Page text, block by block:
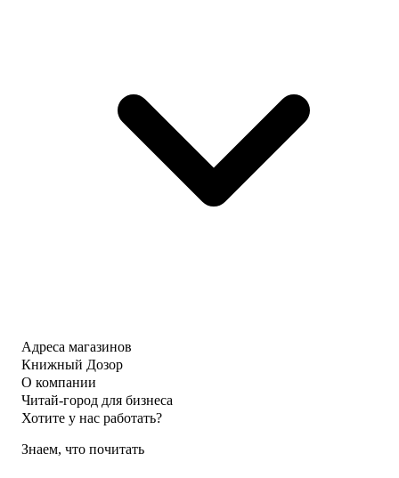
Адреса магазинов
Книжный Дозор
О компании
Читай-город для бизнеса
Хотите у нас работать?
Знаем, что почитать